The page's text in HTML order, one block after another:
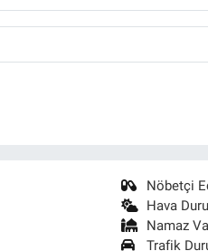
Nöbetçi
Hava
Namaz
Trafik